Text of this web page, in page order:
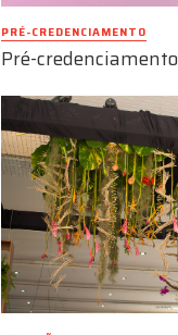
PRÉ-CREDENCIAMENTO
Pré-credenciamento